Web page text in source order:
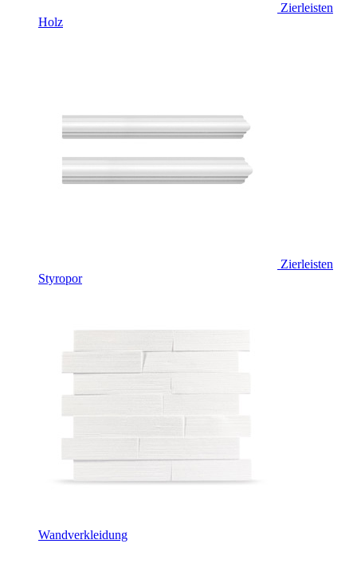
Zierleisten
Holz
Zierleisten
Styropor
Wandverkleidung